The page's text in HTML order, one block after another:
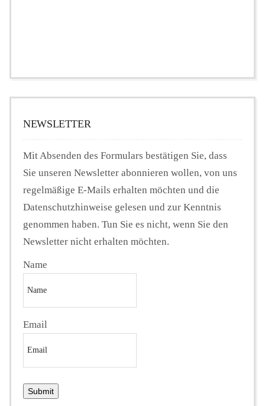
NEWSLETTER
Mit Absenden des Formulars bestätigen Sie, dass
Sie unseren Newsletter abonnieren wollen, von uns
regelmäßige E-Mails erhalten möchten und die
Datenschutzhinweise gelesen und zur Kenntnis
genommen haben. Tun Sie es nicht, wenn Sie den
Newsletter nicht erhalten möchten.
Name
Email